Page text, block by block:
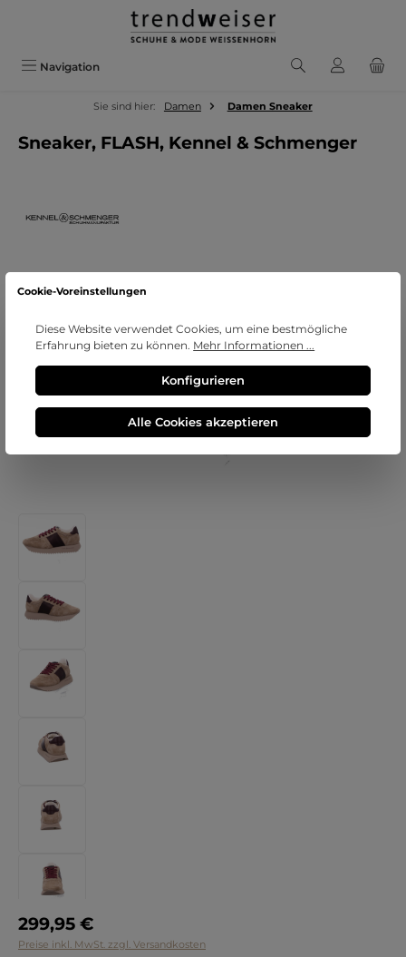
Zum Hauptinhalt springen
Navigation
Sie sind hier: Damen Damen Sneaker
Sneaker, FLASH, Kennel & Schmenger
Regulärer Preis:
299,95 €
Preise inkl. MwSt. zzgl. Versandkosten
Cookie-Voreinstellungen
Diese Website verwendet Cookies, um eine bestmögliche
Erfahrung bieten zu können. Mehr Informationen ...
Konfigurieren
Alle Cookies akzeptieren